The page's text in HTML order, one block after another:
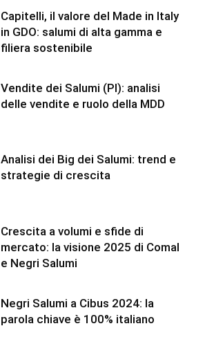
Capitelli, il valore del Made in Italy
in GDO: salumi di alta gamma e
filiera sostenibile
Vendite dei Salumi (PI): analisi
delle vendite e ruolo della MDD
Analisi dei Big dei Salumi: trend e
strategie di crescita
Crescita a volumi e sfide di
mercato: la visione 2025 di Comal
e Negri Salumi
Negri Salumi a Cibus 2024: la
parola chiave è 100% italiano